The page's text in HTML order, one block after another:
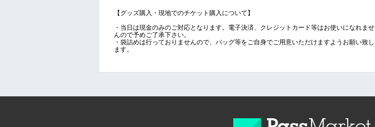
【グッズ購入・現地でのチケット購入について】
・当日は現金のみのご対応となります。電子決済、クレジットカード等はお使いになれませ
んので予めご了承下さい。
・袋詰めは行っておりませんので、バッグ等をご自身でご用意いただけますようお願い致し
ます。